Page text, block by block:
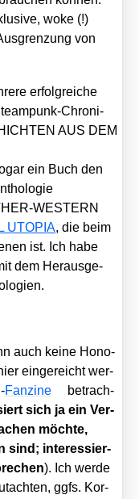
woke (!)
von
erfolg­rei­che
Chro­ni­
AUS DEM
ein Buch den
WESTERN
UTOPIA, die beim
ist. Ich habe
dem Her­aus­ge­
auch kei­ne Hono­
ein­ge­reicht wer­
Fan­zine
betrach­
sich ja ein Ver­
möch­te,
sind; inter­es­sier­
). Ich wer­de
ggfs. Kor­